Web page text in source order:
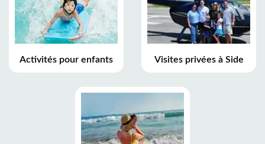
Activités pour enfants Visites privées à Side